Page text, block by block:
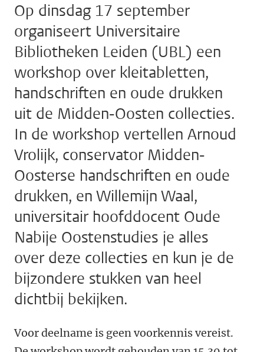
Op dinsdag 17 september
organiseert Universitaire
Bibliotheken Leiden (UBL) een
workshop over kleitabletten,
handschriften en oude drukken
uit de Midden-Oosten collecties.
In de workshop vertellen Arnoud
Vrolijk, conservator Midden-
Oosterse handschriften en oude
drukken, en Willemijn Waal,
universitair hoofddocent Oude
Nabije Oostenstudies je alles
over deze collecties en kun je de
bijzondere stukken van heel
dichtbij bekijken.
Voor deelname is geen voorkennis vereist.